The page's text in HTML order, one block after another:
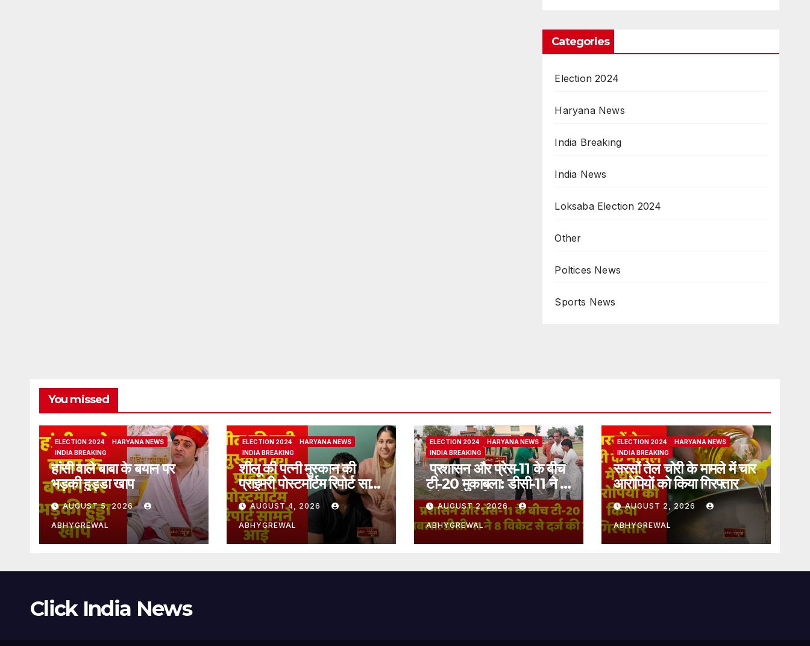
Categories
Election 2024
Haryana News
India Breaking
India News
Loksaba Election 2024
Other
Poltices News
Sports News
You missed
ELECTION 2024
HARYANA NEWS
INDIA BREAKING
हांसी वाले बाबा के बयान पर
भड़की हुड्डा खाप
AUGUST 5, 2026
ABHYGREWAL
ELECTION 2024
HARYANA NEWS
INDIA BREAKING
शीलू की पत्नी मुस्कान की
प्राइमरी पोस्टमॉर्टम रिपोर्ट सामने
आईAUGUST 4, 2026
ABHYGREWAL
ELECTION 2024
HARYANA NEWS
INDIA BREAKING
प्रशासन और प्रेस-11 के बीच
टी-20 मुकाबला: डीसी-11 ने 8
विकेट से दर्ज की जीत
AUGUST 2, 2026
ABHYGREWAL
ELECTION 2024
HARYANA NEWS
INDIA BREAKING
सरसों तेल चोरी के मामले में चार
आरोपियों को किया गिरफ्तार
AUGUST 2, 2026
ABHYGREWAL
Click India News